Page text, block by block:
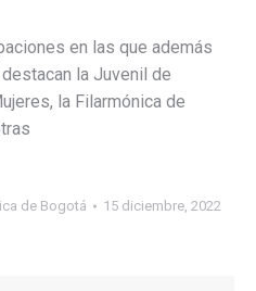
en las que además
la Juvenil de
la Filarmónica de
de Bogotá 15 diciembre, 2022